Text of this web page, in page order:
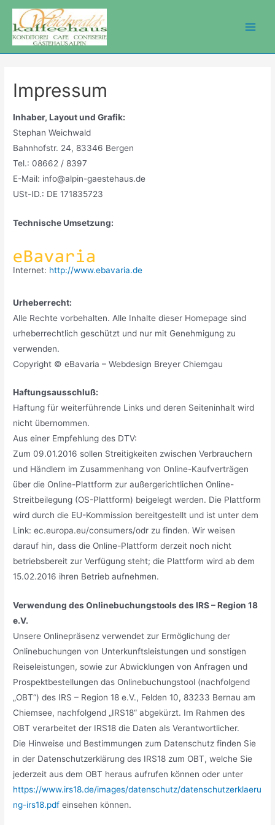
Zum
Inhalt
springen
Impressum
Inhaber, Layout und Grafik:
Stephan Weichwald
Bahnhofstr. 24, 83346 Bergen
Tel.: 08662 / 8397
E-Mail: info@alpin-gaestehaus.de
USt-ID.: DE 171835723
Technische Umsetzung:
Internet: http://www.ebavaria.de
Urheberrecht:
Alle Rechte vorbehalten. Alle Inhalte dieser Homepage sind
urheberrechtlich geschützt und nur mit Genehmigung zu
verwenden.
Copyright © eBavaria – Webdesign Breyer Chiemgau
Haftungsausschluß:
Haftung für weiterführende Links und deren Seiteninhalt wird
nicht übernommen.
Aus einer Empfehlung des DTV:
Zum 09.01.2016 sollen Streitigkeiten zwischen Verbrauchern
und Händlern im Zusammenhang von Online-Kaufverträgen
über die Online-Plattform zur außergerichtlichen Online-
Streitbeilegung (OS-Plattform) beigelegt werden. Die Plattform
wird durch die EU-Kommission bereitgestellt und ist unter dem
Link: ec.europa.eu/consumers/odr zu finden. Wir weisen
darauf hin, dass die Online-Plattform derzeit noch nicht
betriebsbereit zur Verfügung steht; die Plattform wird ab dem
15.02.2016 ihren Betrieb aufnehmen.
Verwendung des Onlinebuchungstools des IRS – Region 18
e.V.
Unsere Onlinepräsenz verwendet zur Ermöglichung der
Onlinebuchungen von Unterkunftsleistungen und sonstigen
Reiseleistungen, sowie zur Abwicklungen von Anfragen und
Prospektbestellungen das Onlinebuchungstool (nachfolgend
„OBT“) des IRS – Region 18 e.V., Felden 10, 83233 Bernau am
Chiemsee, nachfolgend „IRS18“ abgekürzt. Im Rahmen des
OBT verarbeitet der IRS18 die Daten als Verantwortlicher.
Die Hinweise und Bestimmungen zum Datenschutz finden Sie
in der Datenschutzerklärung des IRS18 zum OBT, welche Sie
jederzeit aus dem OBT heraus aufrufen können oder unter
https://www.irs18.de/images/datenschutz/datenschutzerklaeru
ng-irs18.pdf einsehen können.